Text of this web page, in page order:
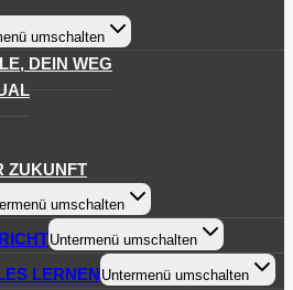
umschalten
DEIN WEG
ZUKUNFT
umschalten
Untermenü umschalten
LERNEN Untermenü umschalten